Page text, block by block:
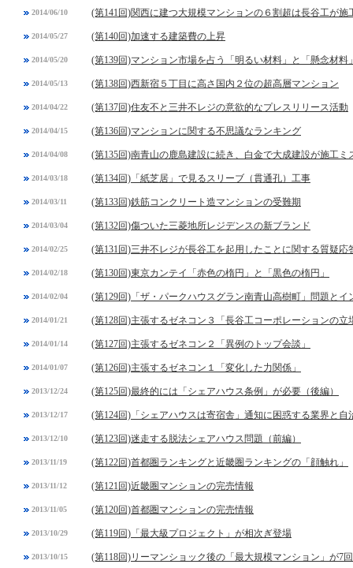
2014/06/10 (第141回)関西に建つ大規模マンションの６割超は長谷工が施
2014/05/27 (第140回)加速する建築費の上昇
2014/05/20 (第139回)マンション市場を占う「明るい材料」と「懸念材料
2014/05/13 (第138回)西新宿５丁目に高さ国内２位の超高層マンション
2014/04/22 (第137回)住友不と三井不レジの意欲的なプレスリリース活動
2014/04/15 (第136回)マンションに関する不思議なランキング
2014/04/08 (第135回)南青山の鹿島建設に続き、白金で大成建設が施工ミ
2014/03/18 (第134回)「紙芝居」で見るスリーブ（貫通孔）工事
2014/03/11 (第133回)鉄筋コンクリート造マンションの受難期
2014/03/04 (第132回)傷ついた三菱地所レジデンスの新ブランド
2014/02/25 (第131回)三井不レジが長谷工を起用したことに関する質疑応
2014/02/18 (第130回)東京カンテイ「赤色の楕円」と「黒色の楕円」
2014/02/04 (第129回)「ザ・パークハウスグラン南青山高樹町」問題とイ
2014/01/21 (第128回)主張するゼネコン３「長谷工コーポレーションの立
2014/01/14 (第127回)主張するゼネコン２「異例のトップ会談」
2014/01/07 (第126回)主張するゼネコン１「変化した力関係」
2013/12/24 (第125回)最終的には「シェアハウス条例」が必要（後編）
2013/12/17 (第124回)「シェアハウスは寄宿舎」通知に困惑する業界と自
2013/12/10 (第123回)迷走する脱法シェアハウス問題（前編）
2013/11/19 (第122回)首都圏ランキングと近畿圏ランキングの「顔触れ」
2013/11/12 (第121回)近畿圏マンションの完売情報
2013/11/05 (第120回)首都圏マンションの完売情報
2013/10/29 (第119回)「最大級プロジェクト」が相次ぎ登場
2013/10/15 (第118回)リーマンショック後の「最大規模マンション」が7